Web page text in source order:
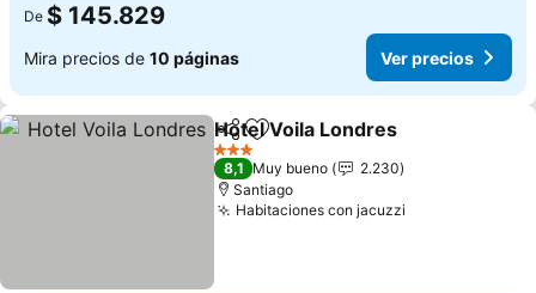
De $ 145.829
Mira precios de 10 páginas Ver precios
CompartirAgregar a favoritos
Hotel Voila Londres
3 Estrellas
8,1 Muy bueno
2.230
Santiago
Habitaciones con jacuzzi